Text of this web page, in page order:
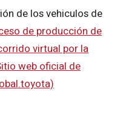
de los vehiculos de
de producción de
virtual por la
web oficial de